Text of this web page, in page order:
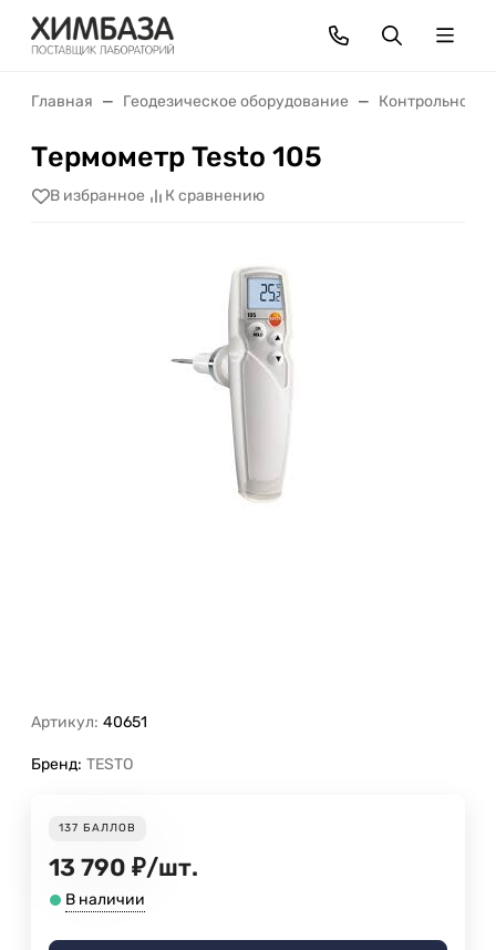
Главная Геодезическое оборудование Контрольно-
Термометр Testo 105
В избранное К сравнению
Артикул: 40651
Бренд: TESTO
137 БАЛЛОВ
13 790 ₽/шт.
В наличии